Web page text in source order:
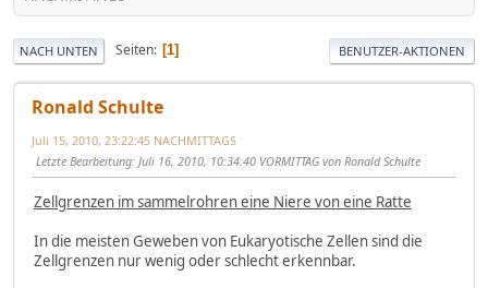
NACH UNTEN Seiten 1 BENUTZER-AKTIONEN
Ronald Schulte
Juli 15, 2010, 23:22:45 NACHMITTAGS
Letzte Bearbeitung: Juli 16, 2010, 10:34:40 VORMITTAG von Ronald Schulte
Zellgrenzen im sammelrohren eine Niere von eine Ratte
In die meisten Geweben von Eukaryotische Zellen sind die
Zellgrenzen nur wenig oder schlecht erkennbar.